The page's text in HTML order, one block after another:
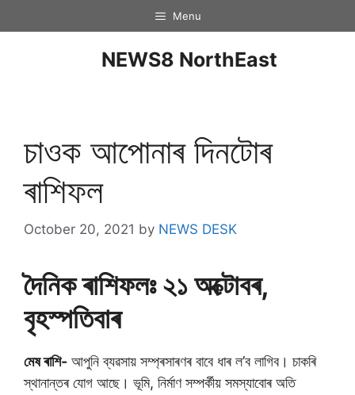
Menu
NEWS8 NorthEast
চাওক আপোনাৰ দিনটােৰ
ৰাশিফল
October 20, 2021 by NEWS DESK
দৈনিক ৰাশিফলঃ ২১ অক্টোবৰ,
বৃহস্পতিবাৰ
মেষ ৰাশি- আপুনি ব্যৱসায় সম্প্ৰসাৰণৰ বাবে ধাৰ ল’ব লাগিব। চাকৰি
স্থানান্তৰ যোগ আছে। ভূমি, নিৰ্মাণ সম্পৰ্কীয় সমস্যাবোৰ অতি